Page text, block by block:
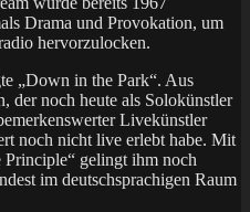
Drama und Provokation, um
hervorzulocken.
„Down in the Park“. Aus
noch heute als Solokünstler
Livekünstler
noch nicht live erlebt habe. Mit
Principle“ gelingt ihm noch
im deutschsprachigen Raum